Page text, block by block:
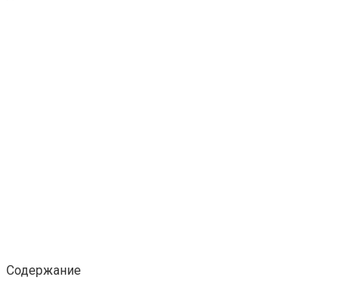
Содержание